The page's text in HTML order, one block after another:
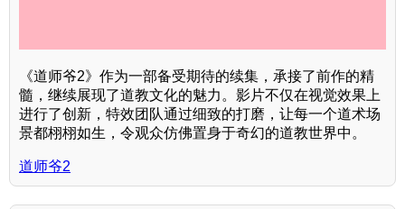
《道师爷2》作为一部备受期待的续集，承接了前作的精
髓，继续展现了道教文化的魅力。影片不仅在视觉效果上
进行了创新，特效团队通过细致的打磨，让每一个道术场
景都栩栩如生，令观众仿佛置身于奇幻的道教世界中。
道师爷2